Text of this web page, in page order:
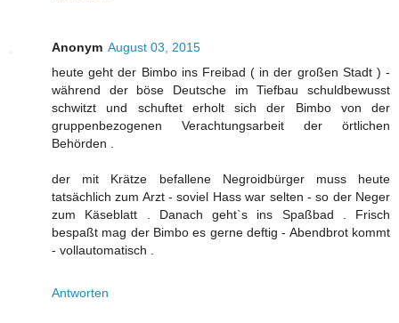
Anonym August 03, 2015
heute geht der Bimbo ins Freibad ( in der großen Stadt ) -
während der böse Deutsche im Tiefbau schuldbewusst
schwitzt und schuftet erholt sich der Bimbo von der
gruppenbezogenen Verachtungsarbeit der örtlichen
Behörden .
der mit Krätze befallene Negroidbürger muss heute
tatsächlich zum Arzt - soviel Hass war selten - so der Neger
zum Käseblatt . Danach geht`s ins Spaßbad . Frisch
bespaßt mag der Bimbo es gerne deftig - Abendbrot kommt
- vollautomatisch .
Antworten